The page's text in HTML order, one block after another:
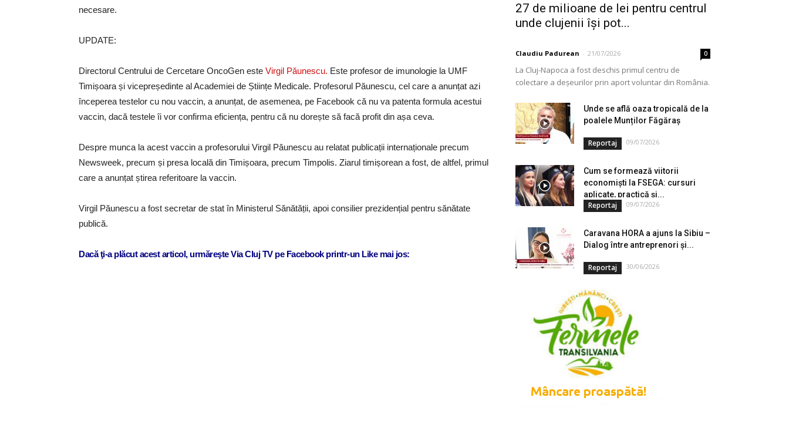
necesare.
UPDATE:
Directorul Centrului de Cercetare OncoGen este Virgil Păunescu. Este profesor de imunologie la UMF
Timișoara și vicepreședinte al Academiei de Științe Medicale. Profesorul Păunescu, cel care a anunțat azi
începerea testelor cu nou vaccin, a anunțat, de asemenea, pe Facebook că nu va patenta formula acestui
vaccin, dacă testele îi vor confirma eficiența, pentru că nu dorește să facă profit din așa ceva.
Despre munca la acest vaccin a profesorului Virgil Păunescu au relatat publicații internaționale precum
Newsweek, precum și presa locală din Timișoara, precum Timpolis. Ziarul timișorean a fost, de altfel, primul
care a anunțat știrea referitoare la vaccin.
Virgil Păunescu a fost secretar de stat în Ministerul Sănătății, apoi consilier prezidențial pentru sănătate
publică.
Dacă ţi-a plăcut acest articol, urmăreşte Via Cluj TV pe Facebook printr-un Like mai jos:
27 de milioane de lei pentru centrul
unde clujenii își pot...
Claudiu Padurean - 21/07/2026 0
La Cluj-Napoca a fost deschis primul centru de
colectare a deșeurilor prin aport voluntar din România.
Unde se află oaza tropicală de la
poalele Munților Făgăraș
Reportaj 09/07/2026
Cum se formează viitorii
economiști la FSEGA: cursuri
aplicate, practică și...
Reportaj 09/07/2026
Caravana HORA a ajuns la Sibiu –
Dialog între antreprenori și...
Reportaj 30/06/2026